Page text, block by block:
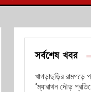
সর্বশেষ খবর
খাগড়াছড়ির রামগড়ে
‘ম্যারাথন দৌড়